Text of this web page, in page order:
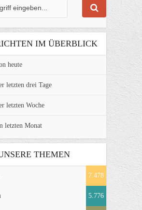
IM ÜBERBLICK
heute
letzten drei Tage
letzten Woche
letzten Monat
THEMEN
7.478
5.776